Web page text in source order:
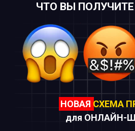
ЧТО ВЫ ПОЛУЧИТЕ
НОВАЯ СХЕМА
для ОНЛАЙН-